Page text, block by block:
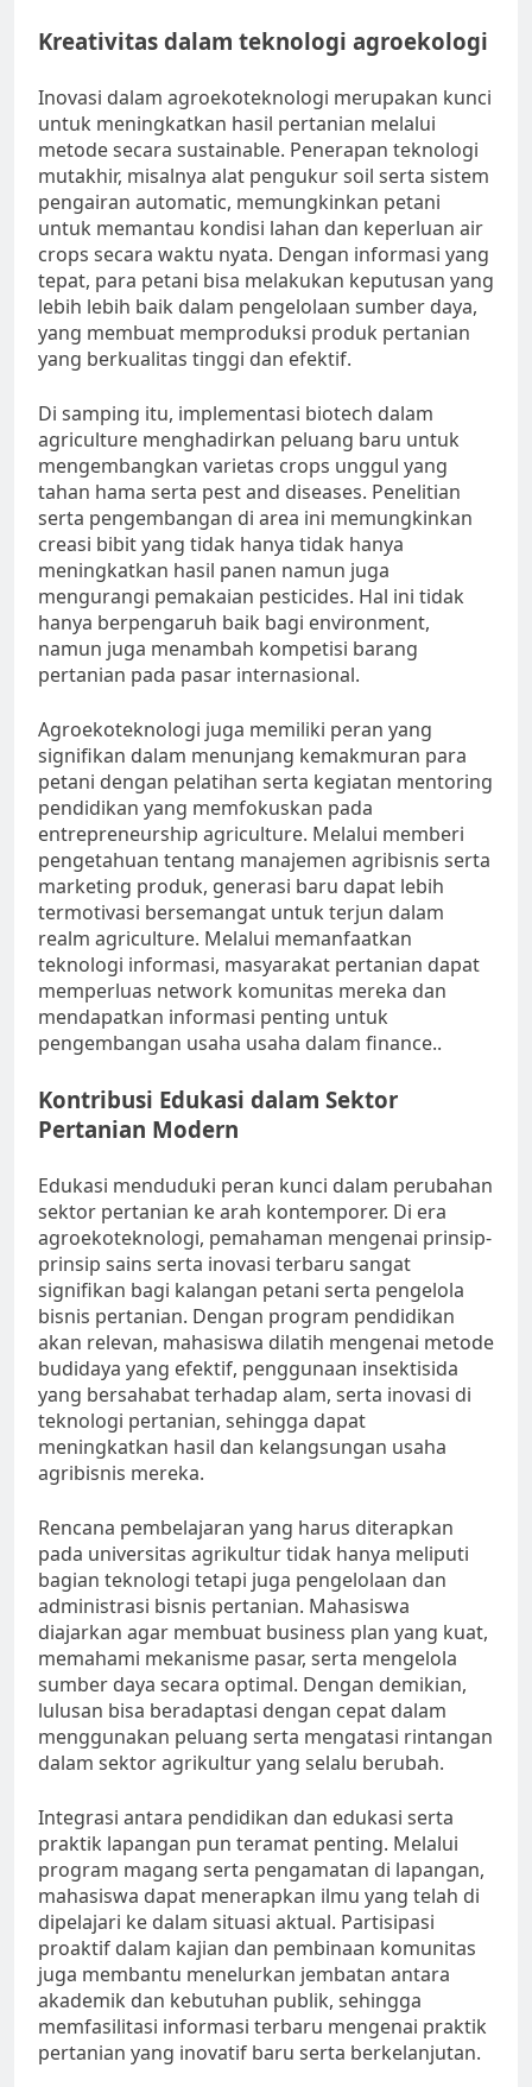
Kreativitas dalam teknologi agroekologi
Inovasi dalam agroekoteknologi merupakan kunci
untuk meningkatkan hasil pertanian melalui
metode secara sustainable. Penerapan teknologi
mutakhir, misalnya alat pengukur soil serta sistem
pengairan automatic, memungkinkan petani
untuk memantau kondisi lahan dan keperluan air
crops secara waktu nyata. Dengan informasi yang
tepat, para petani bisa melakukan keputusan yang
lebih lebih baik dalam pengelolaan sumber daya,
yang membuat memproduksi produk pertanian
yang berkualitas tinggi dan efektif.
Di samping itu, implementasi biotech dalam
agriculture menghadirkan peluang baru untuk
mengembangkan varietas crops unggul yang
tahan hama serta pest and diseases. Penelitian
serta pengembangan di area ini memungkinkan
creasi bibit yang tidak hanya tidak hanya
meningkatkan hasil panen namun juga
mengurangi pemakaian pesticides. Hal ini tidak
hanya berpengaruh baik bagi environment,
namun juga menambah kompetisi barang
pertanian pada pasar internasional.
Agroekoteknologi juga memiliki peran yang
signifikan dalam menunjang kemakmuran para
petani dengan pelatihan serta kegiatan mentoring
pendidikan yang memfokuskan pada
entrepreneurship agriculture. Melalui memberi
pengetahuan tentang manajemen agribisnis serta
marketing produk, generasi baru dapat lebih
termotivasi bersemangat untuk terjun dalam
realm agriculture. Melalui memanfaatkan
teknologi informasi, masyarakat pertanian dapat
memperluas network komunitas mereka dan
mendapatkan informasi penting untuk
pengembangan usaha usaha dalam finance..
Kontribusi Edukasi dalam Sektor
Pertanian Modern
Edukasi menduduki peran kunci dalam perubahan
sektor pertanian ke arah kontemporer. Di era
agroekoteknologi, pemahaman mengenai prinsip-
prinsip sains serta inovasi terbaru sangat
signifikan bagi kalangan petani serta pengelola
bisnis pertanian. Dengan program pendidikan
akan relevan, mahasiswa dilatih mengenai metode
budidaya yang efektif, penggunaan insektisida
yang bersahabat terhadap alam, serta inovasi di
teknologi pertanian, sehingga dapat
meningkatkan hasil dan kelangsungan usaha
agribisnis mereka.
Rencana pembelajaran yang harus diterapkan
pada universitas agrikultur tidak hanya meliputi
bagian teknologi tetapi juga pengelolaan dan
administrasi bisnis pertanian. Mahasiswa
diajarkan agar membuat business plan yang kuat,
memahami mekanisme pasar, serta mengelola
sumber daya secara optimal. Dengan demikian,
lulusan bisa beradaptasi dengan cepat dalam
menggunakan peluang serta mengatasi rintangan
dalam sektor agrikultur yang selalu berubah.
Integrasi antara pendidikan dan edukasi serta
praktik lapangan pun teramat penting. Melalui
program magang serta pengamatan di lapangan,
mahasiswa dapat menerapkan ilmu yang telah di
dipelajari ke dalam situasi aktual. Partisipasi
proaktif dalam kajian dan pembinaan komunitas
juga membantu menelurkan jembatan antara
akademik dan kebutuhan publik, sehingga
memfasilitasi informasi terbaru mengenai praktik
pertanian yang inovatif baru serta berkelanjutan.